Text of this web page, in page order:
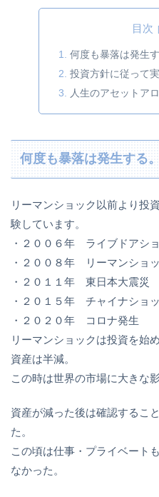
目次
何度も暴落は発生す
投資方針に従って
人生のアセットア
何度も暴落は発生する。
リーマンショック以前より投
験しています。
・２００６年 ライブドアシ
・２００８年 リーマンショ
・２０１１年 東日本大震災
・２０１５年 チャイナショ
・２０２０年 コロナ発生
リーマンショックは投資を始
資産は半減。
この時は世界の市場に大きな
資産が減った後は確認するこ
た。
この頃は仕事・プライベート
なかった。